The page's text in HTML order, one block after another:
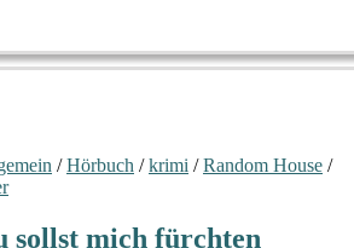
/Hörbuch /krimi /Random House /
sollst mich fürchten